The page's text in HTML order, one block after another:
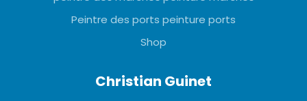
Peintre des ports peinture ports
Shop
Christian Guinet